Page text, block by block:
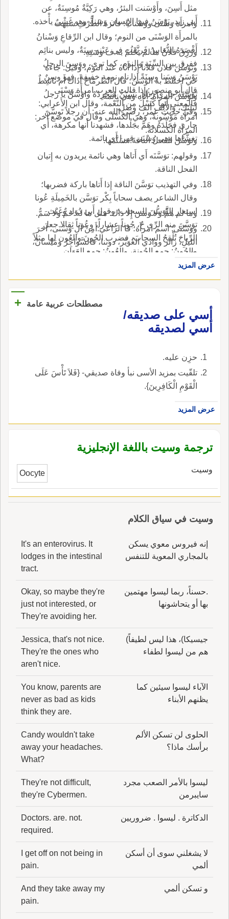
مثل أَسِنَ، وأَوْسَنت البئرُ، وهي رَكِيَّةٌ مُوسِنَةٌ، عن
أَبي زيد، يَوْسَنُ فيها الإِنسان وَسَناً، وهو غَشْيٌ يأْخذه.
وامرأَة وَسْنَى ووَسْنانةٌ: فاترة الطَّرْفِ شبهت
بالمرأَة الوَسْنَى من النوم؛ وقال ابن الرِّقاعِ وَسْنانُ
أَقْصَدَهُ النُّعَاسُ فَرنَّقَت في عَيْنهِ سِنَةٌ، وليس بنائِم
ففرق بين السِّنَةِ والنوم، كما ترى، ووَسِنَ الرجلُ
يَوْسَنُ وَسَنا وسِنَةً إِذا نام نومة خفيفة، فهو وسِنٌ
قال أَبو منصور: إِذا قالت العرب امرأَة وَسْنَى
فالمعنى أَنها كَسْلَ من النَّعْمة، وقال ابن الأَعرابي:
امرأَة مَوْسُونةٌ، وهي الكَسْلَى وقال في موضع آخر:
المرأَة الكسلانة.
ورُزِقَ فلانٌ ما لم يَحْلُمْ به ف وسَنِهِ.
وتوَسَّنَ فلان فلاناً إِذا أَتاه عند النوم، وقيل: جاءه
حي اختلط به الوَسَنُ؛ قال الطرمّاحُ أَذاك أَم ناشِطٌ
تَوَسَّنَه جاري رَذاذٍ، يَسْتَنُّ مُنْجرِدُهْ واوْسَنْ يا رجلُ
ليلتك، والأَلف أَلف وصل.
وتَوَسَّن المرأَة: أَتاه وهي نائمة.
وفي حديث عمر، رضي الله عنه: أَن رجلاً تَوسَّنَ
جاري فجَلَدَهُ وهَمَّ بجَلْدها، فشهدنا أَنها مكرهة، أَي
تغشَّاها وهي وَسْنَى قهرا أَي نائمة.
وتوَسَّنَ الفحلُ الناقةَ: تسَنَّمَها.
وقولهم: توَسَّنَه أَي أَتاها وهي نائمة يريدون به إِتيان
الفحل الناقة.
وفي التهذيب توَسَّنَ الناقة إِذا أَتاها باركة فضربها؛
وقال الشاعر يصف سحاباً بِكْر توَسَّن بالخَمِيلَةِ عُونا
استعار التَّوَسُّنَ للسحاب؛ وقول أَبي دُوَاد وغَيْث
توَسَّنَ منه الرِّي حُ، جُوناً عِشاراً، وعُوناً ثِقالا جعل
الرِّياحَ تُلْقِحُ السحابَ، فضرب الجُونَ والعُون لها مثلاً
والجُونُ: جمع الجُونةِ، والعُونُ: جمع العَوَانِ.
وما لم هَمٌّ ولا وَسَن إِلا ذاك: مثل ما له حَمٌّ ولا سَمٌّ.
ووَسْنَى: اسم امرأَة؛ قا الراعي:أَمِنْ آلِ وَسْنَى، آخرَ
الليلِ، زائر ووادي الغُوَيْر، دوننا، فالسَّواجِرُ ومَيْسانُ،
بالفتح: موضع.
عرض المزيد
مصطلحات عربية عامة
+
أسي على صديقه/
أسي لصديقه
حزِن عليه.
تلقّيت بمزيد الأسى نبأ وفاة صديقي- {فَلاَ تَأْسَ عَلَى
الْقَوْمِ الْكَافِرِينَ}.
عرض المزيد
ترجمة وسيت باللغة الإنجليزية
وسيت Oocyte
وسيت في سياق الكلام
إنه فيروس معوي يسكن
بالمجاري المعوية للتنفس
It's an enterovirus. It
lodges in the intestinal
tract.
.حسناً، ربما ليسوا مهتمين
بها أو يتحاشونها
Okay, so maybe they're
just not interested, or
They're avoiding her.
جيسيكا)، هذا ليس لطيفاً)
هم من ليسوا لطفاء
Jessica, that's not nice.
They're the ones who
aren't nice.
الآباء ليسوا سيئين كما
يظنهم الأبناء
You know, parents are
never as bad as kids
think they are.
الحلوى لن تسكن الألم
برأسك ماذا؟
Candy wouldn't take
away your headaches.
What?
ليسوا بالأمر الصعب مجرد
سايبرمن
They're not difficult,
they're Cybermen.
الدكاترة . ليسوا . ضروريين
Doctors. are. not.
required.
لا يشغلني سوى أن أسكن
ألمي
I get off on not being in
pain.
و تسكن ألمي
And they take away my
pain.